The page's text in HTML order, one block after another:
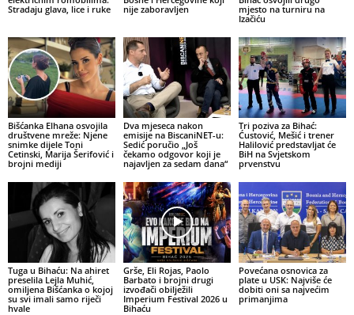
Stradaju glava, lice i ruke
nije zaboravljen
mjesto na turniru na
Izačiću
Bišćanka Elhana osvojila
društvene mreže: Njene
snimke dijele Toni
Cetinski, Marija Šerifović i
brojni mediji
Dva mjeseca nakon
emisije na BiscaniNET-u:
Sedić poručio „Još
čekamo odgovor koji je
najavljen za sedam dana“
Tri poziva za Bihać:
Ćustović, Mešić i trener
Halilović predstavljat će
BiH na Svjetskom
prvenstvu
Tuga u Bihaću: Na ahiret
preselila Lejla Muhić,
omiljena Bišćanka o kojoj
su svi imali samo riječi
hvale
Grše, Eli Rojas, Paolo
Barbato i brojni drugi
izvođači obilježili
Imperium Festival 2026 u
Bihaću
Povećana osnovica za
plate u USK: Najviše će
dobiti oni sa najvećim
primanjima